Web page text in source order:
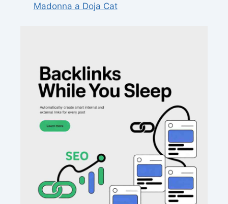
Madonna a Doja Cat